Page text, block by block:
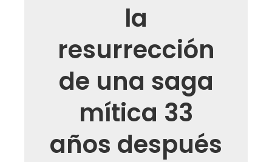
la
resurrección
de una saga
mítica 33
años después